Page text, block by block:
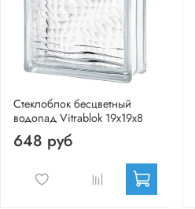
Стеклоблок бесцветный
водопад Vitrablok 19х19х8
648 руб